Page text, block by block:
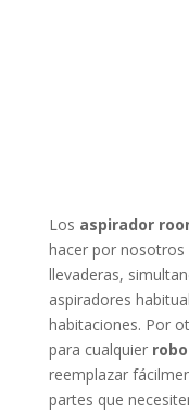
Los aspirador
hacer por nosotros
llevaderas,
aspiradores
habitaciones. Por
para cualquier
reemplazar
partes que